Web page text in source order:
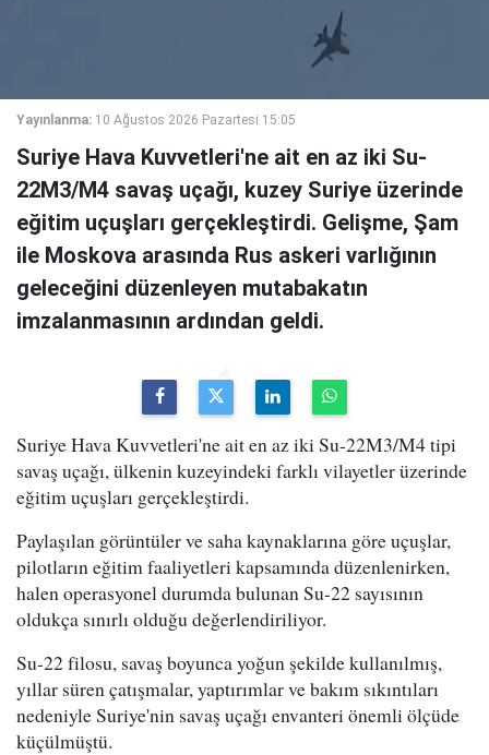
Yayınlanma: 10 Ağustos 2026 Pazartesi 15:05
Suriye Hava Kuvvetleri'ne ait en az iki Su-
22M3/M4 savaş uçağı, kuzey Suriye üzerinde
eğitim uçuşları gerçekleştirdi. Gelişme, Şam
ile Moskova arasında Rus askeri varlığının
geleceğini düzenleyen mutabakatın
imzalanmasının ardından geldi.
Suriye Hava Kuvvetleri'ne ait en az iki Su-22M3/M4 tipi
savaş uçağı, ülkenin kuzeyindeki farklı vilayetler üzerinde
eğitim uçuşları gerçekleştirdi.
Paylaşılan görüntüler ve saha kaynaklarına göre uçuşlar,
pilotların eğitim faaliyetleri kapsamında düzenlenirken,
halen operasyonel durumda bulunan Su-22 sayısının
oldukça sınırlı olduğu değerlendiriliyor.
Su-22 filosu, savaş boyunca yoğun şekilde kullanılmış,
yıllar süren çatışmalar, yaptırımlar ve bakım sıkıntıları
nedeniyle Suriye'nin savaş uçağı envanteri önemli ölçüde
küçülmüştü.